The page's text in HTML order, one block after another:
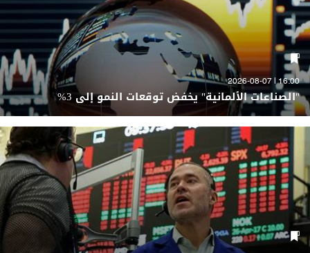
16:00 | 2026-08-07
"الصناعات الألمانية" يخفض توقعات النمو إلى 3%